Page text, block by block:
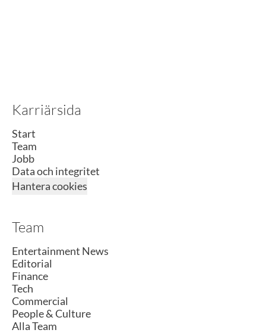
Karriärsida
Start
Team
Jobb
Data och integritet
Hantera cookies
Team
Entertainment News
Editorial
Finance
Tech
Commercial
People & Culture
Alla Team